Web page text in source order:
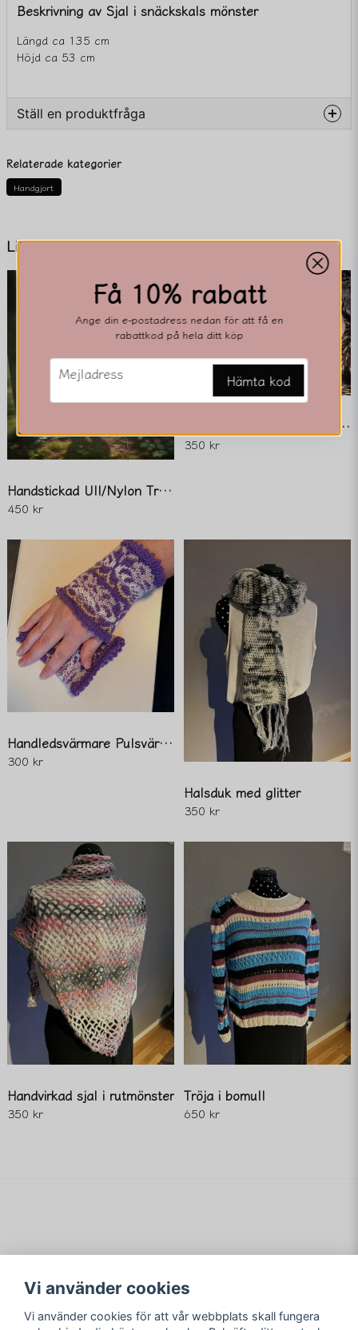
Liknande produkter
Handstickad Ull/Nylon Tröja för 12-18 mån
450 kr
Mönstrade Ull/Nylon-Sockor
350 kr
Handledsvärmare Pulsvärmare
300 kr
Halsduk med glitter
350 kr
Handvirkad sjal i rutmönster
350 kr
Tröja i bomull
650 kr
Beskrivning av Sjal i snäckskals mönster
Längd ca 135 cm
Höjd ca 53 cm
Ställ en produktfråga
Fråga oss något om denna produkten...
Namn
Ja, ni får publicera min fråga
Relaterade kategorier
Handgjort
Få 10% rabatt
Ange din e-postadress nedan för att få en
rabattkod på hela ditt köp
email
Mejladress Hämta kod
Vi använder cookies
Vi använder cookies för att vår webbplats skall fungera